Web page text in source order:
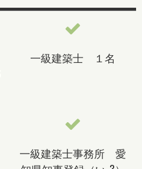
一級建築士 １名
一級建築士事務所 愛